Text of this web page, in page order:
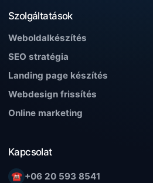
Szolgáltatások
Weboldalkészítés
SEO stratégia
Landing page készítés
Webdesign frissítés
Online marketing
Kapcsolat
☎ +06 20 593 8541